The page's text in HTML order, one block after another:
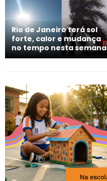
Rio de Janeiro terá sol
forte, calor e mudança
no tempo nesta semana